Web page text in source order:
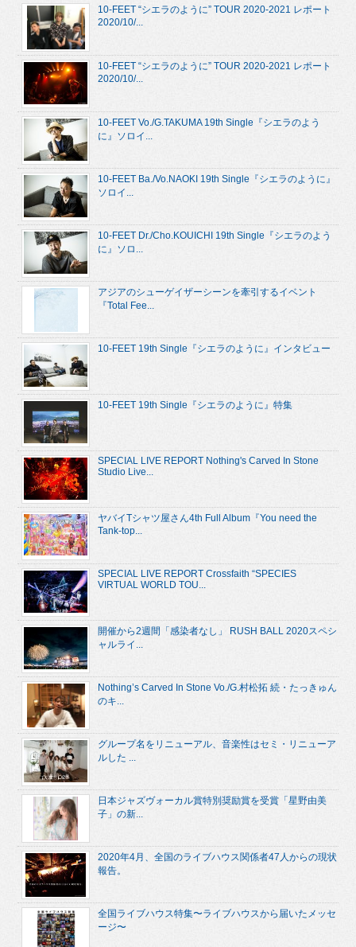
10-FEET “シエラのように” TOUR 2020-2021 レポート
2020/10/...
10-FEET “シエラのように” TOUR 2020-2021 レポート
2020/10/...
10-FEET Vo./G.TAKUMA 19th Single『シエラのよう
に』ソロイ...
10-FEET Ba./Vo.NAOKI 19th Single『シエラのように』
ソロイ...
10-FEET Dr./Cho.KOUICHI 19th Single『シエラのよう
に』ソロ...
アジアのシューゲイザーシーンを牽引するイベント
『Total Fee...
10-FEET 19th Single『シエラのように』インタビュー
10-FEET 19th Single『シエラのように』特集
SPECIAL LIVE REPORT Nothing's Carved In Stone
Studio Live...
ヤバイTシャツ屋さん4th Full Album『You need the
Tank-top...
SPECIAL LIVE REPORT Crossfaith “SPECIES
VIRTUAL WORLD TOU...
開催から2週間「感染者なし」 RUSH BALL 2020スペシ
ャルライ...
Nothing’s Carved In Stone Vo./G.村松拓 続・たっきゅん
のキ...
グループ名をリニューアル、音楽性はセミ・リニューア
ルした ...
日本ジャズヴォーカル賞特別奨励賞を受賞「星野由美
子」の新...
2020年4月、全国のライブハウス関係者47人からの現状
報告。
全国ライブハウス特集〜ライブハウスから届いたメッセ
ージ〜